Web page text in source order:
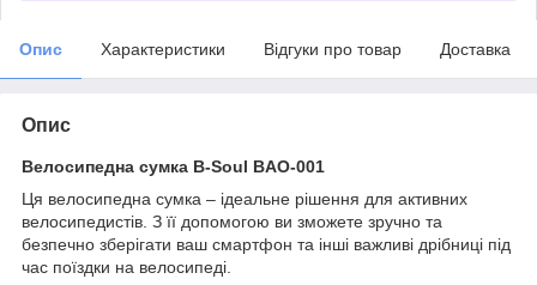
Опис Характеристики Відгуки про товар Доставка
Опис
Велосипедна сумка B-Soul BAO-001
Ця велосипедна сумка – ідеальне рішення для активних
велосипедистів. З її допомогою ви зможете зручно та
безпечно зберігати ваш смартфон та інші важливі дрібниці під
час поїздки на велосипеді.